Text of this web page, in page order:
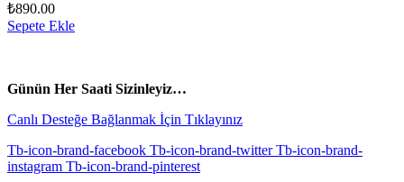
₺890.00
Sepete Ekle
Günün Her Saati Sizinleyiz…
Canlı Desteğe Bağlanmak İçin Tıklayınız
Tb-icon-brand-facebook Tb-icon-brand-twitter Tb-icon-brand-
instagram Tb-icon-brand-pinterest